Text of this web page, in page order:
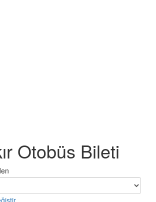
Otobüs Bileti